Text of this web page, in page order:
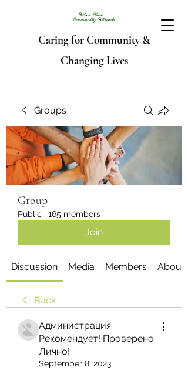
Caring for Community &
Changing Lives
Groups
Group
Public · 165 members
Join
Discussion Media Members About
Back
Администрация
Рекомендует! Проверено
Лично!
September 8, 2023